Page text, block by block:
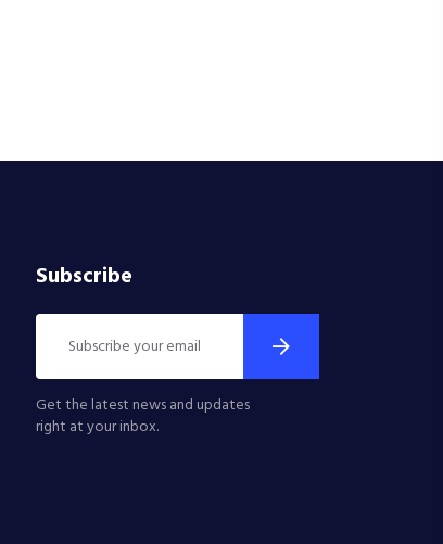
Subscribe
Get the latest news and updates
right at your inbox.